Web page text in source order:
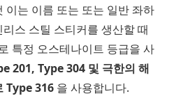
이는 이름 또는 또는 일반 좌하
스 스틸 스티커를 생산할 때
특정 오스테나이트 등급을 사
201, Type 304 및 극한의 해
Type 316 을 사용합니다.